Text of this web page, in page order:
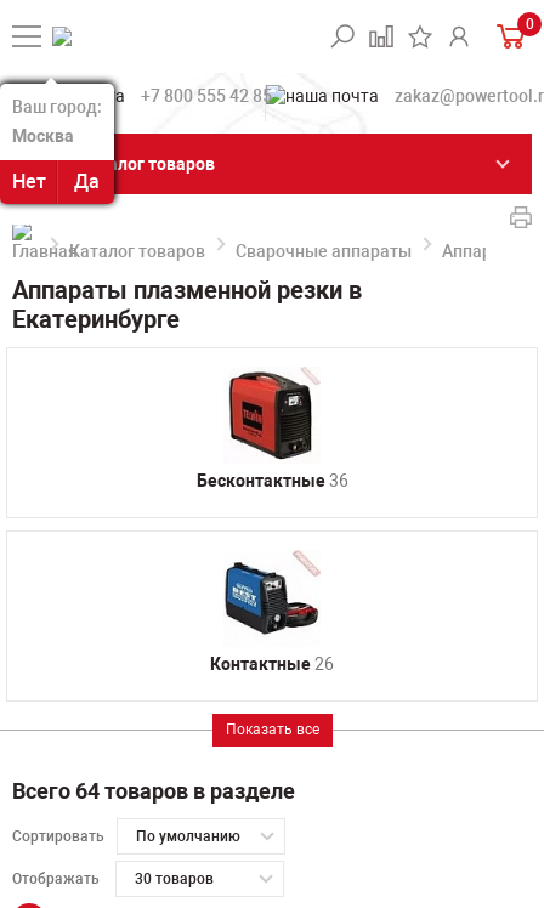
Ваш город:
Москва
Нет Да
Ваш город:
Москва
Нет Да
0
+7 800 555 42 85
Каталог товаров
Каталог товаров Сварочные аппараты Аппараты
Аппараты плазменной резки в
Екатеринбурге
Бесконтактные36
Контактные26
Показать все
Всего 64 товаров в разделе
Сортировать По умолчанию
Отображать 30 товаров